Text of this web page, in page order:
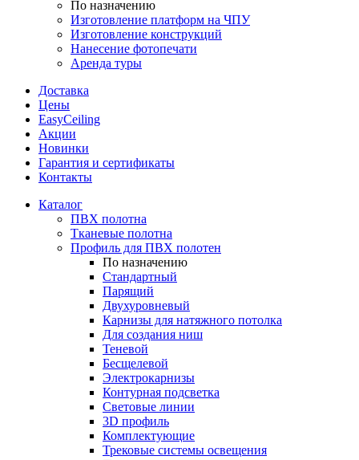
По назначению
Изготовление платформ на ЧПУ
Изготовление конструкций
Нанесение фотопечати
Аренда туры
Доставка
Цены
EasyCeiling
Акции
Новинки
Гарантия и сертификаты
Контакты
Каталог
ПВХ полотна
Тканевые полотна
Профиль для ПВХ полотен
По назначению
Стандартный
Парящий
Двухуровневый
Карнизы для натяжного потолка
Для создания ниш
Теневой
Бесщелевой
Электрокарнизы
Контурная подсветка
Световые линии
3D профиль
Комплектующие
Трековые системы освещения